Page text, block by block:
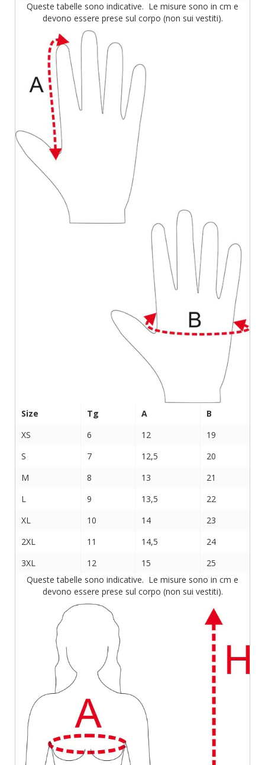
Queste tabelle sono indicative. Le misure sono in cm e
devono essere prese sul corpo (non sui vestiti).
Size Tg A
B
XS
6 12
19
S
7 12,5
20
M
8 13
21
L
9 13,5
22
XL
10 14
23
2XL
11 14,5
24
3XL
12 15
25
Queste tabelle sono indicative. Le misure sono in cm e
devono essere prese sul corpo (non sui vestiti).